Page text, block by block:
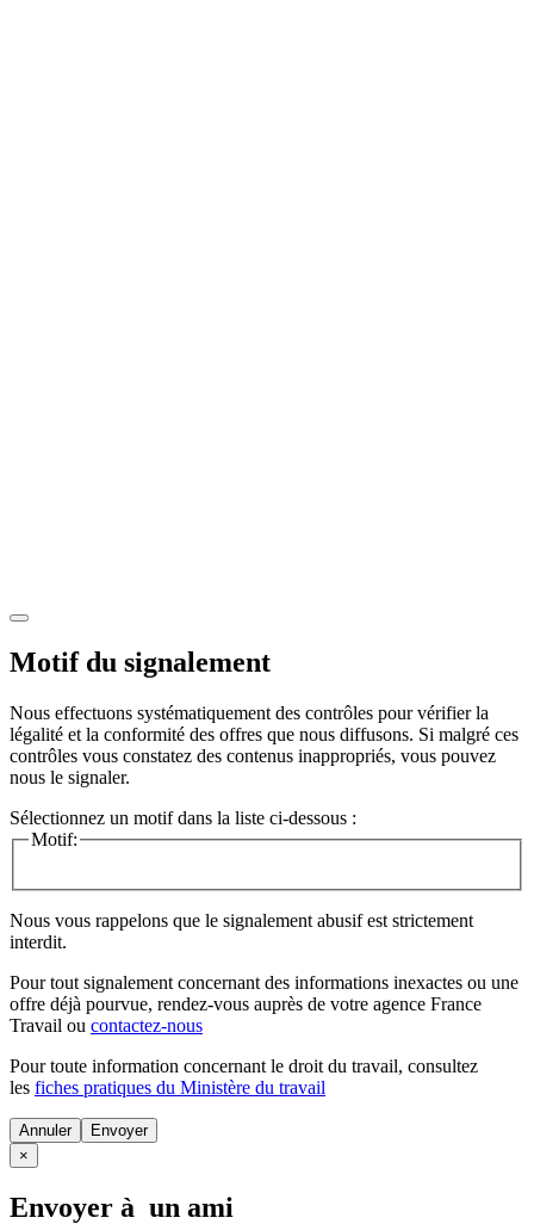
Motif du signalement
Nous effectuons systématiquement des contrôles pour vérifier la
légalité et la conformité des offres que nous diffusons. Si malgré ces
contrôles vous constatez des contenus inappropriés, vous pouvez
nous le signaler.
Sélectionnez un motif dans la liste ci-dessous :
Motif:
Nous vous rappelons que le signalement abusif est strictement
interdit.
Pour tout signalement concernant des informations inexactes ou une
offre déjà pourvue, rendez-vous auprès de votre agence France
Travail ou contactez-nous
Pour toute information concernant le droit du travail, consultez
les fiches pratiques du Ministère du travail
Annuler
×
Envoyer à un ami